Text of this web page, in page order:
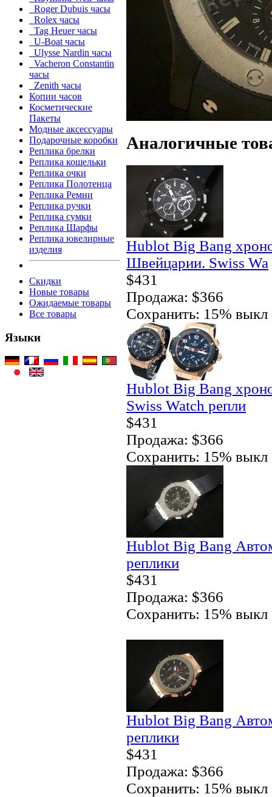
Roger Dubuis часы
Rolex часы
Tag Heuer часы
U-Boat часы
Ulysse Nardin часы
Vacheron Constantin
часы
Zenith часы
Копии часов
Косметические
Пакеты
Модные аксессуары
Подарочные коробки
Реплика брелки
Реплика кошельки
Реплика очки
Реплика Полотенца
Реплика Ремни
Реплика ручки
Реплика сумки
Реплика Шарфы
Реплика ювелирные
изделия
Скидки
Новые товары
Ожидаемые товары
Все товары
Языки
Аналогичные
Hublot Big Bang
Швейцарии. Swiss Wa
$431
Продажа: $366
Сохранить: 15% выкл
Hublot Big Bang
Swiss Watch репли
$431
Продажа: $366
Сохранить: 15% выкл
Hublot Big Bang
реплики
$431
Продажа: $366
Сохранить: 15% выкл
Hublot Big Bang
реплики
$431
Продажа: $366
Сохранить: 15% выкл